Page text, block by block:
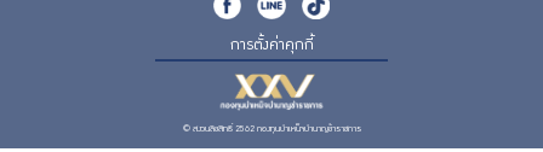
การตั้งค่าคุกกี้
© สงวนลิขสิทธิ์ 2562 กองทุนบำเหน็จบำนาญข้าราชการ